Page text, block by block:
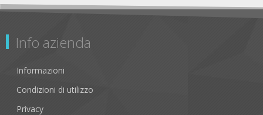
Info azienda
Informazioni
Condizioni di utilizzo
Privacy